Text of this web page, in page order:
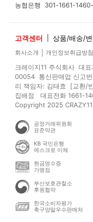
농협은행 301-1661-1460-
고객센터 상품/배송/
회사소개 개인정보취급방침
크레이지11 주식회사 대
00054 통신판매업 신고
리 책임자: 김태효 [교환/
집배점 대표전화 1661-
Copyright 2025
공정거래위원회
표준약관
KB 국민은행
에스크로 이체
현금영수증
가맹점
부산보호관찰소
후원협약
한국소비자평가
축구양말우수판매처